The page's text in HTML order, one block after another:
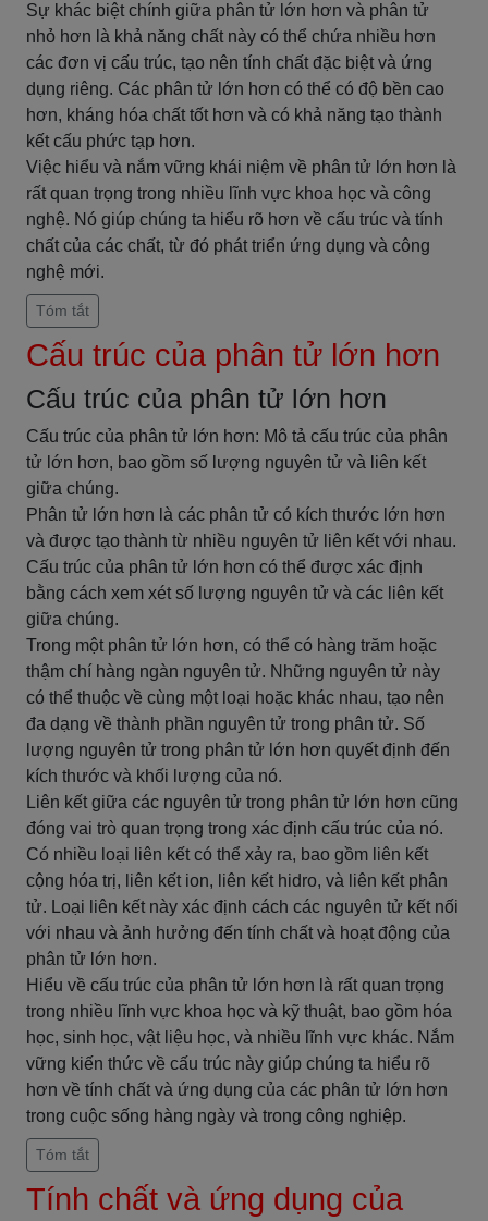
Sự khác biệt chính giữa phân tử lớn hơn và phân tử
nhỏ hơn là khả năng chất này có thể chứa nhiều hơn
các đơn vị cấu trúc, tạo nên tính chất đặc biệt và ứng
dụng riêng. Các phân tử lớn hơn có thể có độ bền cao
hơn, kháng hóa chất tốt hơn và có khả năng tạo thành
kết cấu phức tạp hơn.
Việc hiểu và nắm vững khái niệm về phân tử lớn hơn là
rất quan trọng trong nhiều lĩnh vực khoa học và công
nghệ. Nó giúp chúng ta hiểu rõ hơn về cấu trúc và tính
chất của các chất, từ đó phát triển ứng dụng và công
nghệ mới.
Tóm tắt
Cấu trúc của phân tử lớn hơn
Cấu trúc của phân tử lớn hơn
Cấu trúc của phân tử lớn hơn: Mô tả cấu trúc của phân
tử lớn hơn, bao gồm số lượng nguyên tử và liên kết
giữa chúng.
Phân tử lớn hơn là các phân tử có kích thước lớn hơn
và được tạo thành từ nhiều nguyên tử liên kết với nhau.
Cấu trúc của phân tử lớn hơn có thể được xác định
bằng cách xem xét số lượng nguyên tử và các liên kết
giữa chúng.
Trong một phân tử lớn hơn, có thể có hàng trăm hoặc
thậm chí hàng ngàn nguyên tử. Những nguyên tử này
có thể thuộc về cùng một loại hoặc khác nhau, tạo nên
đa dạng về thành phần nguyên tử trong phân tử. Số
lượng nguyên tử trong phân tử lớn hơn quyết định đến
kích thước và khối lượng của nó.
Liên kết giữa các nguyên tử trong phân tử lớn hơn cũng
đóng vai trò quan trọng trong xác định cấu trúc của nó.
Có nhiều loại liên kết có thể xảy ra, bao gồm liên kết
cộng hóa trị, liên kết ion, liên kết hidro, và liên kết phân
tử. Loại liên kết này xác định cách các nguyên tử kết nối
với nhau và ảnh hưởng đến tính chất và hoạt động của
phân tử lớn hơn.
Hiểu về cấu trúc của phân tử lớn hơn là rất quan trọng
trong nhiều lĩnh vực khoa học và kỹ thuật, bao gồm hóa
học, sinh học, vật liệu học, và nhiều lĩnh vực khác. Nắm
vững kiến thức về cấu trúc này giúp chúng ta hiểu rõ
hơn về tính chất và ứng dụng của các phân tử lớn hơn
trong cuộc sống hàng ngày và trong công nghiệp.
Tóm tắt
Tính chất và ứng dụng của